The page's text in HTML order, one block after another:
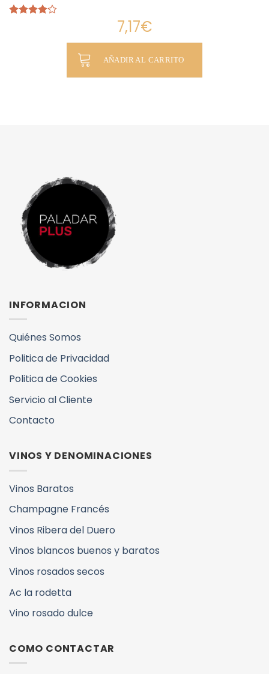
7,17€
AÑADIR AL CARRITO
INFORMACION
Quiénes Somos
Politica de Privacidad
Politica de Cookies
Servicio al Cliente
Contacto
VINOS Y DENOMINACIONES
Vinos Baratos
Champagne Francés
Vinos Ribera del Duero
Vinos blancos buenos y baratos
Vinos rosados secos
Ac la rodetta
Vino rosado dulce
COMO CONTACTAR